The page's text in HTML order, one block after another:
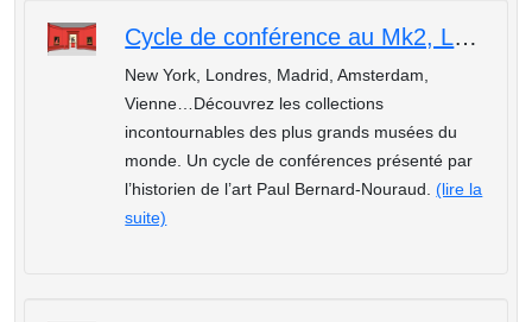
Cycle de conférence au Mk2, Les plus beaux musées du monde : Le Kunsthistorisches Museum de Vienne
New York, Londres, Madrid, Amsterdam,
Vienne…Découvrez les collections
incontournables des plus grands musées du
monde. Un cycle de conférences présenté par
l’historien de l’art Paul Bernard-Nouraud.(lire la
suite)